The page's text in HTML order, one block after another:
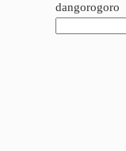
dangorogoro